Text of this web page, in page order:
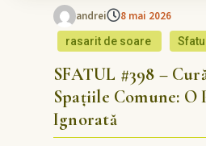
andrei 8 mai 2026
rasarit de soare Sfatul
SFATUL #398 –
Spațiile Comune:
Ignorată